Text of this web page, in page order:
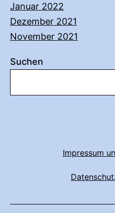
Januar 2022
Dezember 2021
November 2021
Suchen
Impressum